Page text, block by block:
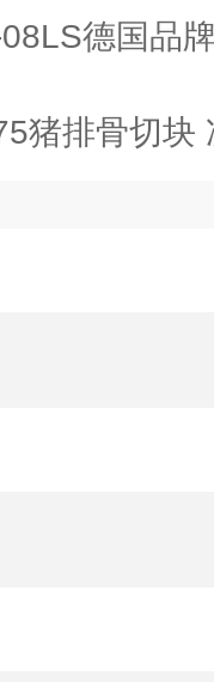
德国品牌
排骨切块 冻猪骨